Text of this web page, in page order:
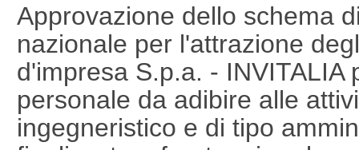
Approvazione dello schema
nazionale per l'attrazione
d'impresa S.p.a. - INVITALIA
personale da adibire alle
ingegneristico e di tipo